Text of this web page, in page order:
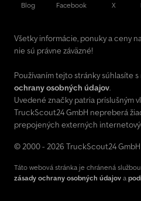
Blog Facebook X
Všetky informácie, ponuky a ceny
nie sú právne záväzné!
Používaním tejto stránky súhlasíte s
ochrany osobných údajov.
Uvedené značky patria príslušným
TruckScout24 GmbH nepreberá
prepojených externých
© 2000 - 2026 TruckScout24 GmbH
Táto webová stránka je chránená
zásady ochrany osobných údajov a